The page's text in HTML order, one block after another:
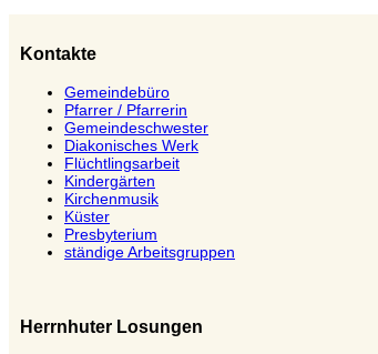
Kontakte
Gemeindebüro
Pfarrer / Pfarrerin
Gemeindeschwester
Diakonisches Werk
Flüchtlingsarbeit
Kindergärten
Kirchenmusik
Küster
Presbyterium
ständige Arbeitsgruppen
Herrnhuter Losungen